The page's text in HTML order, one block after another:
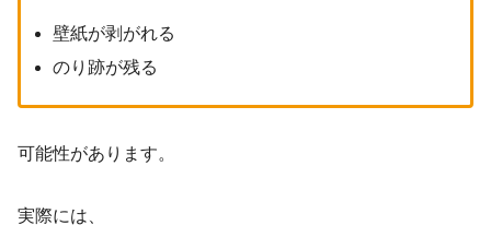
壁紙が剥がれる
のり跡が残る
可能性があります。
実際には、